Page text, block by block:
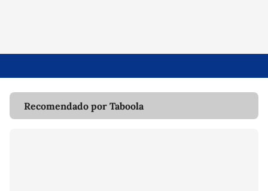
Recomendado por Taboola